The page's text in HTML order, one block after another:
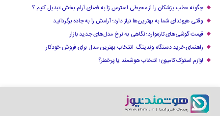
چگونه مطب پزشکان را از محیطی استرس زا به فضای آرام بخش تبدیل کنیم ؟
وقتی هیوندای شما به بهترین‌ها نیاز دارد؛ آرامش را به جاده برگردانید
قیمت گوشی‌های تازه‌وارد؛ نگاهی به نرخ مدل‌های جدید بازار
راهنمای خرید دستگاه وندینگ: انتخاب بهترین مدل برای فروش خودکار
لوازم استوک کامیون؛ انتخاب هوشمند یا پرخطر؟